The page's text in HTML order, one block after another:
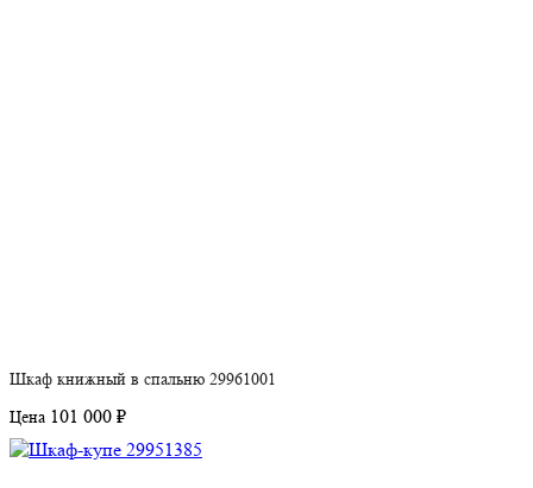
Шкаф книжный в спальню 29961001
Цена 101 000 ₽